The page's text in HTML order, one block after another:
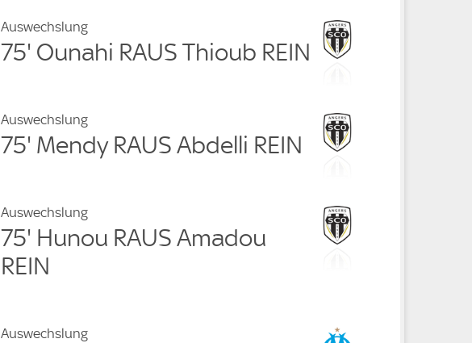
Auswechslung
75' Ounahi RAUS Thioub REIN
Auswechslung
75' Mendy RAUS Abdelli REIN
Auswechslung
75' Hunou RAUS Amadou
REIN
Auswechslung